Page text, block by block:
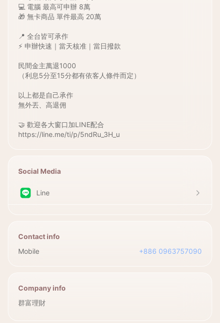
💻 電腦 最高可申辦 8萬
🎁 無卡商品 單件最高 20萬
📍 全台皆可承作
⚡ 申辦快速｜當天核准｜當日撥款
民間金主萬退1000
（利息5分至15分都有依客人條件而定）
以上都是自己承作
無外丟、高退佣
🤝 歡迎各大窗口加LINE配合
https://line.me/ti/p/5ndRu_3H_u
Social Media
Line
Contact info
Mobile
+886 0963757090
Company info
群富理財